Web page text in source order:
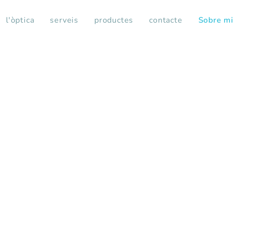
l'òptica serveis productes contacte Sobre mi